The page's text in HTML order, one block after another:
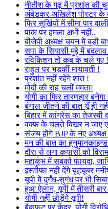
नीतीश के गढ़ में प्रशांत की
अंबेडकर-अखिलेश पोस्टर के
फिर सुर्खियों में सीमा पार
पाक पर हमला अभी नहीं..
बीजेपी अध्यक्ष चयन में बड़ी
सपा के सियासी मुद्दे में
रविकिशन तो कब के चले गए !
राहुल पर भड़कीं मायावती !
प्रशांत नहीं रहेंगे शांत !
मोदी की राह चलीं ममता!
योगी का फिर तारणहार
बंगाल जीतने की बात यूँ ही
बिहार में कांग्रेस का तेजस्वी
वक्फ के चलते बिखर न जाए
संजय होंगे BJP के नए अध्यक्ष
मन की बात का
दौरा से लगा कयासों को विराम
महाकुंभ में सबको फायदा,
इस्तीफा नही देंगे यूट्यूबर
यूपी में दुर्गंध-सुगंध पर भी
हुआ ऐलान, यूपी में तीसरी
योगी नहीं छोड़ेंगे यूपी!
बैकफुट पर केंद्र, योगी